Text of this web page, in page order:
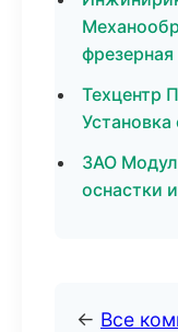
Техцентр
Установка
ЗАО
оснастки
← Все